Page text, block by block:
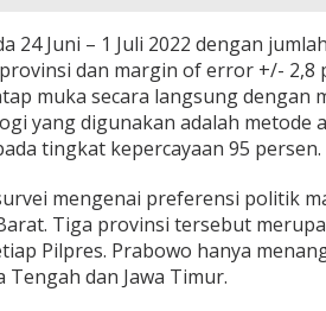
24 Juni – 1 Juli 2022 dengan
dan margin of error +/- 2,8
muka secara langsung dengan
yang digunakan adalah metode
tingkat kepercayaan 95 persen.
mengenai preferensi politik
Tiga provinsi tersebut
Pilpres. Prabowo hanya
Tengah dan Jawa Timur.